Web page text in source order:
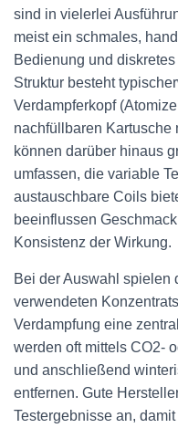
sind in vielerlei
meist ein schmales,
Bedienung und
Struktur besteht
Verdampferkopf
nachfüllbaren Kartusche
können darüber hinaus
umfassen, die variable
austauschbare Coils
beeinflussen
Konsistenz der Wirkung.
Bei der Auswahl spielen
verwendeten
Verdampfung eine
werden oft mittels CO2-
und anschließend
entfernen. Gute
Testergebnisse an,